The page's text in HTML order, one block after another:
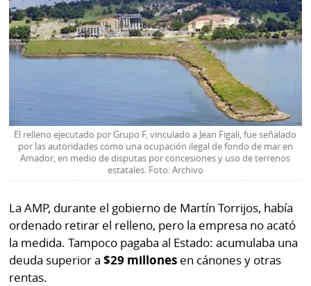
El relleno ejecutado por Grupo F, vinculado a Jean Figali, fue señalado
por las autoridades como una ocupación ilegal de fondo de mar en
Amador, en medio de disputas por concesiones y uso de terrenos
estatales. Foto: Archivo
La AMP, durante el gobierno de Martín Torrijos, había
ordenado retirar el relleno, pero la empresa no acató
la medida. Tampoco pagaba al Estado: acumulaba una
deuda superior a$29 millones en cánones y otras
rentas.